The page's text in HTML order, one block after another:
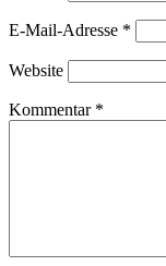
E-Mail-Adresse *
Website
Kommentar *